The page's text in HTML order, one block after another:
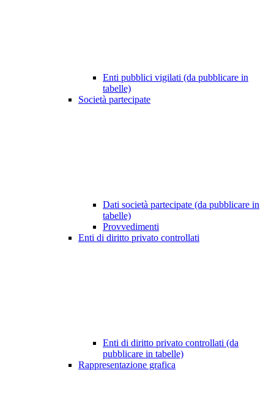
Enti pubblici vigilati (da pubblicare in
tabelle)
Società partecipate
Dati società partecipate (da pubblicare in
tabelle)
Provvedimenti
Enti di diritto privato controllati
Enti di diritto privato controllati (da
pubblicare in tabelle)
Rappresentazione grafica